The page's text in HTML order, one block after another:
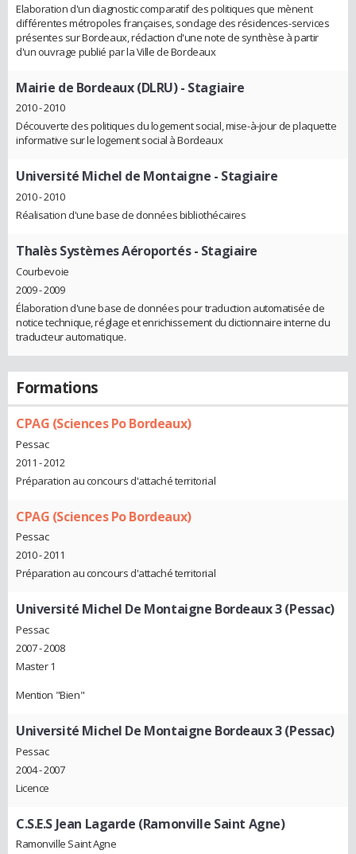
Elaboration d'un diagnostic comparatif des politiques que mènent
différentes métropoles françaises, sondage des résidences-services
présentes sur Bordeaux, rédaction d'une note de synthèse à partir
d'un ouvrage publié par la Ville de Bordeaux
Mairie de Bordeaux (DLRU)- Stagiaire
2010 - 2010
Découverte des politiques du logement social, mise-à-jour de plaquette
informative sur le logement social à Bordeaux
Université Michel de Montaigne - Stagiaire
2010 - 2010
Réalisation d'une base de données bibliothécaires
Thalès Systèmes Aéroportés- Stagiaire
Courbevoie
2009 - 2009
Élaboration d'une base de données pour traduction automatisée de
notice technique, réglage et enrichissement du dictionnaire interne du
traducteur automatique.
Formations
CPAG (Sciences Po Bordeaux)
Pessac
2011 - 2012
Préparation au concours d'attaché territorial
CPAG (Sciences Po Bordeaux)
Pessac
2010 - 2011
Préparation au concours d'attaché territorial
Université Michel De Montaigne Bordeaux 3 (Pessac)
Pessac
2007 - 2008
Master 1
Mention "Bien"
Université Michel De Montaigne Bordeaux 3 (Pessac)
Pessac
2004 - 2007
Licence
C.S.E.S Jean Lagarde (Ramonville Saint Agne)
Ramonville Saint Agne